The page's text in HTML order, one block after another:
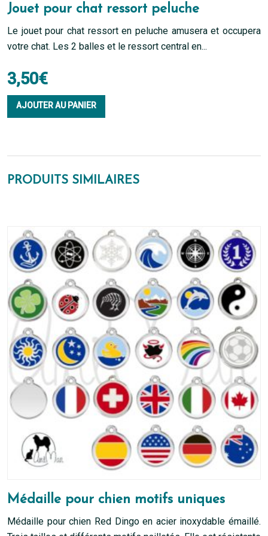
Jouet pour chat ressort peluche
Le jouet pour chat ressort en peluche amusera et occupera
votre chat. Les 2 balles et le ressort central en...
3,50€
AJOUTER AU PANIER
PRODUITS SIMILAIRES
Médaille pour chien motifs uniques
Médaille pour chien Red Dingo en acier inoxydable émaillé.